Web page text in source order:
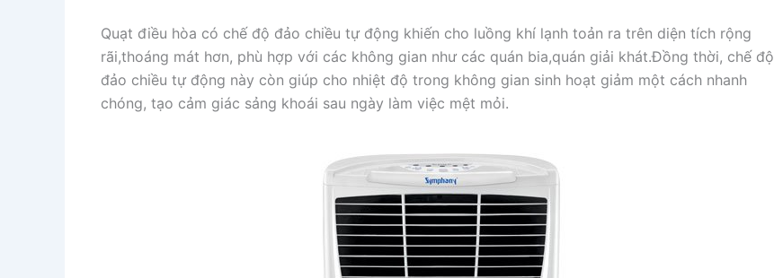
Quạt điều hòa có chế độ đảo chiều tự động khiến cho luồng khí lạnh toản ra trên diện tích rộng
rãi,thoáng mát hơn, phù hợp với các không gian như các quán bia,quán giải khát.Đồng thời, chế độ
đảo chiều tự động này còn giúp cho nhiệt độ trong không gian sinh hoạt giảm một cách nhanh
chóng, tạo cảm giác sảng khoái sau ngày làm việc mệt mỏi.